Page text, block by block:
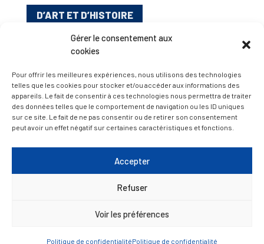
Gérer le consentement aux
cookies
Pour offrir les meilleures expériences, nous utilisons des technologies
telles que les cookies pour stocker et/ou accéder aux informations des
appareils. Le fait de consentir à ces technologies nous permettra de traiter
des données telles que le comportement de navigation ou les ID uniques
sur ce site. Le fait de ne pas consentir ou de retirer son consentement
peut avoir un effet négatif sur certaines caractéristiques et fonctions.
Accepter
Refuser
Voir les préférences
Politique de confidentialitéPolitique de confidentialité
D’ART ET D’HISTOIRE